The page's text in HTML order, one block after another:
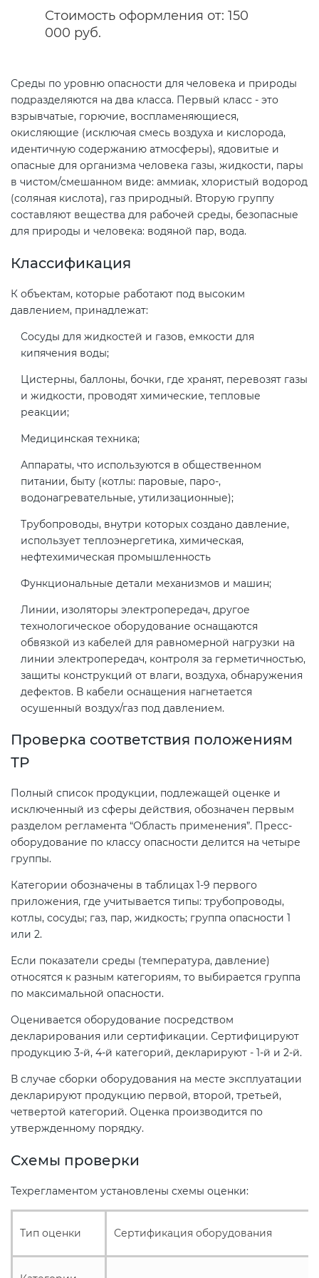
Стоимость оформления от: 150
000 руб.
Среды по уровню опасности для человека и природы
подразделяются на два класса. Первый класс - это
взрывчатые, горючие, воспламеняющиеся,
окисляющие (исключая смесь воздуха и кислорода,
идентичную содержанию атмосферы), ядовитые и
опасные для организма человека газы, жидкости, пары
в чистом/смешанном виде: аммиак, хлористый водород
(соляная кислота), газ природный. Вторую группу
составляют вещества для рабочей среды, безопасные
для природы и человека: водяной пар, вода.
Классификация
К объектам, которые работают под высоким
давлением, принадлежат:
Сосуды для жидкостей и газов, емкости для
кипячения воды;
Цистерны, баллоны, бочки, где хранят, перевозят газы
и жидкости, проводят химические, тепловые
реакции;
Медицинская техника;
Аппараты, что используются в общественном
питании, быту (котлы: паровые, паро-,
водонагревательные, утилизационные);
Трубопроводы, внутри которых создано давление,
использует теплоэнергетика, химическая,
нефтехимическая промышленность
Функциональные детали механизмов и машин;
Линии, изоляторы электропередач, другое
технологическое оборудование оснащаются
обвязкой из кабелей для равномерной нагрузки на
линии электропередач, контроля за герметичностью,
защиты конструкций от влаги, воздуха, обнаружения
дефектов. В кабели оснащения нагнетается
осушенный воздух/газ под давлением.
Проверка соответствия положениям
ТР
Полный список продукции, подлежащей оценке и
исключенный из сферы действия, обозначен первым
разделом регламента “Область применения”. Пресс-
оборудование по классу опасности делится на четыре
группы.
Категории обозначены в таблицах 1-9 первого
приложения, где учитывается типы: трубопроводы,
котлы, сосуды; газ, пар, жидкость; группа опасности 1
или 2.
Если показатели среды (температура, давление)
относятся к разным категориям, то выбирается группа
по максимальной опасности.
Оценивается оборудование посредством
декларирования или сертификации. Сертифицируют
продукцию 3-й, 4-й категорий, декларируют - 1-й и 2-й.
В случае сборки оборудования на месте эксплуатации
декларируют продукцию первой, второй, третьей,
четвертой категорий. Оценка производится по
утвержденному порядку.
Схемы проверки
Техрегламентом установлены схемы оценки:
Тип оценки Сертификация оборудования
Сертификация спортивных
Сертификация электротехники
Сертификация ресурсов
Остальное